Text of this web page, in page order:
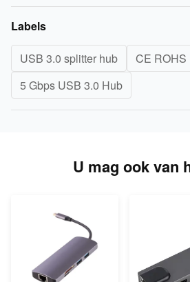
Labels
USB 3.0 splitter hub
CE ROHS
5 Gbps USB 3.0 Hub
U mag ook van